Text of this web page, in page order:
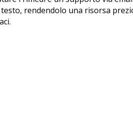
rendendolo una risorsa